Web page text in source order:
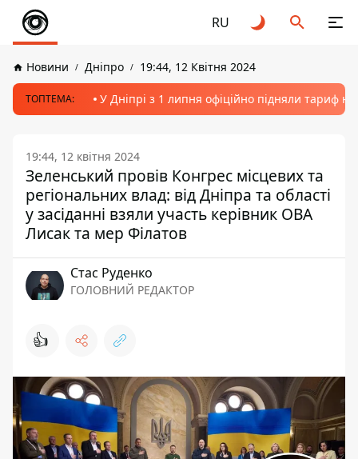
RU
Новини Дніпро 19:44, 12 Квітня 2024
ТОПТЕМА: У Дніпрі з 1 липня офіційно підняли тариф
19:44, 12 квітня 2024
Зеленський провів Конгрес місцевих та
регіональних влад: від Дніпра та області
у засіданні взяли участь керівник ОВА
Лисак та мер Філатов
Стас Руденко
ГОЛОВНИЙ РЕДАКТОР
👍